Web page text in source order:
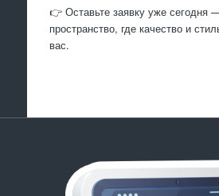
👉 Оставьте заявку уже сегодня
пространство, где качество и
вас.